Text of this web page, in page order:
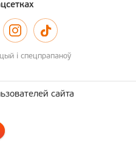
сайта
і спецпрапаноў